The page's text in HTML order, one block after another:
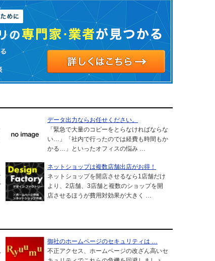
データ出力ならお任せください。
「緊急で大量のコピーをとらなければならな
い…」「社内で行ったのでは経費も時間もか
かる…」といったオフィスの悩み …
ネットショップは複数店舗出店がお得！
ネットショップを開店させるなら1店舗だけ
より、2店舗、3店舗と複数のショップを開
店させるほうが費用対効果が大きく …
御社のホームページのセキュリティは …
不正アクセス、ホームページの改ざん高いセ